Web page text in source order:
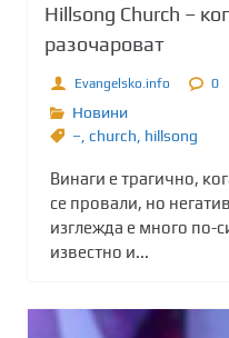
Hillsong Church –
разочароват
Evangelsko.info 0
Новини
–, church, hillsong
Винаги е трагично,
се провали, но
изглежда е много по-
известно и...